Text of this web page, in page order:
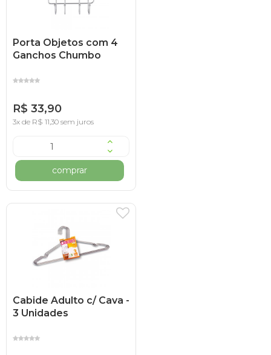
Porta Objetos com 4
Ganchos Chumbo
R$ 33,90
3x de R$ 11,30 sem juros
comprar
Cabide Adulto c/ Cava -
3 Unidades